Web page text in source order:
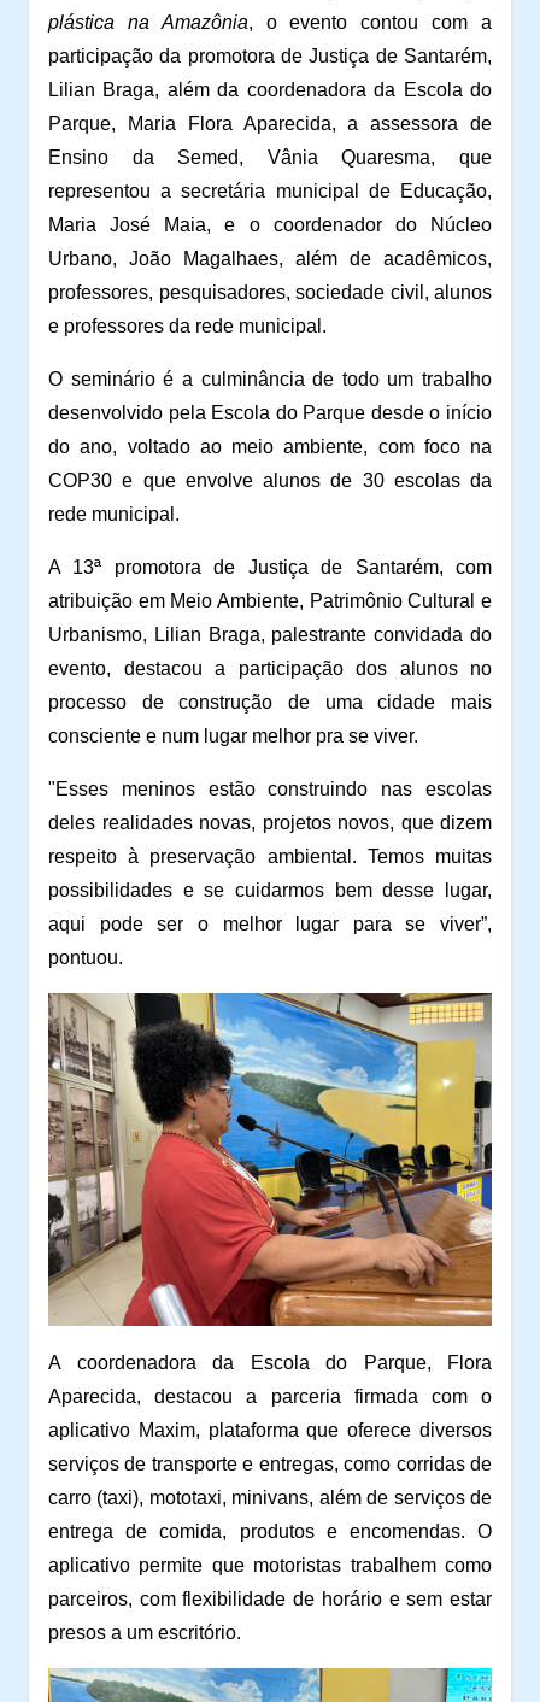
plástica na Amazônia, o evento contou com a
participação da promotora de Justiça de Santarém,
Lilian Braga, além da coordenadora da Escola do
Parque, Maria Flora Aparecida, a assessora de
Ensino da Semed, Vânia Quaresma, que
representou a secretária municipal de Educação,
Maria José Maia, e o coordenador do Núcleo
Urbano, João Magalhaes, além de acadêmicos,
professores, pesquisadores, sociedade civil, alunos
e professores da rede municipal.
O seminário é a culminância de todo um trabalho
desenvolvido pela Escola do Parque desde o início
do ano, voltado ao meio ambiente, com foco na
COP30 e que envolve alunos de 30 escolas da
rede municipal.
A 13ª promotora de Justiça de Santarém, com
atribuição em Meio Ambiente, Patrimônio Cultural e
Urbanismo, Lilian Braga, palestrante convidada do
evento, destacou a participação dos alunos no
processo de construção de uma cidade mais
consciente e num lugar melhor pra se viver.
"Esses meninos estão construindo nas escolas
deles realidades novas, projetos novos, que dizem
respeito à preservação ambiental. Temos muitas
possibilidades e se cuidarmos bem desse lugar,
aqui pode ser o melhor lugar para se viver”,
pontuou.
A coordenadora da Escola do Parque, Flora
Aparecida, destacou a parceria firmada com o
aplicativo Maxim, plataforma que oferece diversos
serviços de transporte e entregas, como corridas de
carro (taxi), mototaxi, minivans, além de serviços de
entrega de comida, produtos e encomendas. O
aplicativo permite que motoristas trabalhem como
parceiros, com flexibilidade de horário e sem estar
presos a um escritório.